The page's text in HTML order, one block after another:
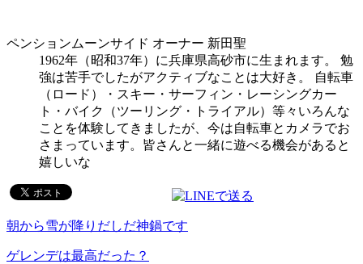
ペンションムーンサイド オーナー 新田聖
1962年（昭和37年）に兵庫県高砂市に生まれます。 勉
強は苦手でしたがアクティブなことは大好き。 自転車
（ロード）・スキー・サーフィン・レーシングカー
ト・バイク（ツーリング・トライアル）等々いろんな
ことを体験してきましたが、今は自転車とカメラでお
さまっています。皆さんと一緒に遊べる機会があると
嬉しいな
朝から雪が降りだしだ神鍋です
ゲレンデは最高だった？